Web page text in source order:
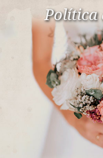
Política